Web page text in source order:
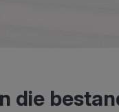
die